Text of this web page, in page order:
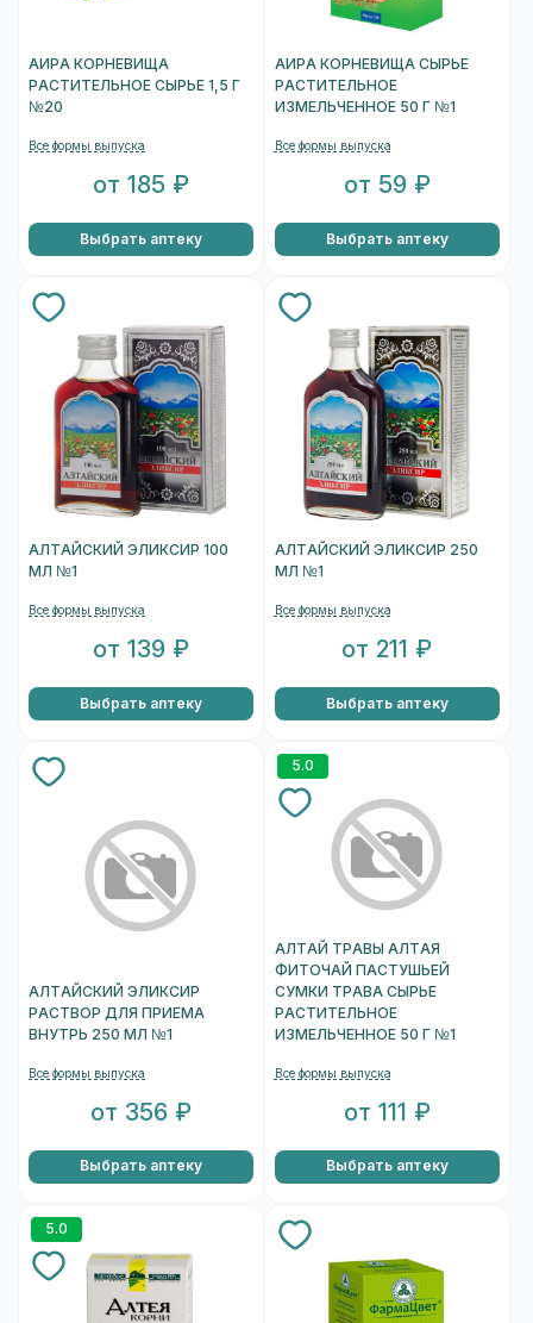
АИРА КОРНЕВИЩА
РАСТИТЕЛЬНОЕ СЫРЬЕ 1,5 Г
№20
Все формы выпуска
от 185 ₽
Выбрать аптеку
АИРА КОРНЕВИЩА СЫРЬЕ
РАСТИТЕЛЬНОЕ
ИЗМЕЛЬЧЕННОЕ 50 Г №1
Все формы выпуска
от 59 ₽
Выбрать аптеку
АЛТАЙСКИЙ ЭЛИКСИР 100
МЛ №1
Все формы выпуска
от 139 ₽
Выбрать аптеку
АЛТАЙСКИЙ ЭЛИКСИР 250
МЛ №1
Все формы выпуска
от 211 ₽
Выбрать аптеку
АЛТАЙСКИЙ ЭЛИКСИР
РАСТВОР ДЛЯ ПРИЕМА
ВНУТРЬ 250 МЛ №1
Все формы выпуска
от 356 ₽
Выбрать аптеку
5.0
АЛТАЙ ТРАВЫ АЛТАЯ
ФИТОЧАЙ ПАСТУШЬЕЙ
СУМКИ ТРАВА СЫРЬЕ
РАСТИТЕЛЬНОЕ
ИЗМЕЛЬЧЕННОЕ 50 Г №1
Все формы выпуска
от 111 ₽
Выбрать аптеку
5.0